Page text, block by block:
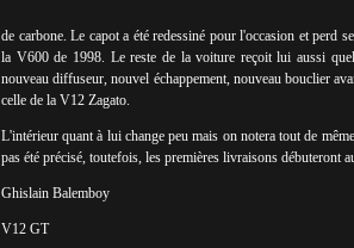
de carbone. Le capot a été redessiné pour l'occasion et perd
la V600 de 1998. Le reste de la voiture reçoit lui aussi
nouveau diffuseur, nouvel échappement, nouveau bouclier
celle de la V12 Zagato.
L'intérieur quant à lui change peu mais on notera tout de
pas été précisé, toutefois, les premières livraisons débuteront
Ghislain Balemboy
V12 GT